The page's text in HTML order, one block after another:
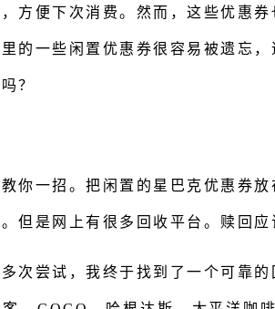
方便下次消费。然而，这些优惠
的一些闲置优惠券很容易被遗忘
？
你一招。把闲置的星巴克优惠券
但是网上有很多回收平台。赎回应
次尝试，我终于找到了一个可靠